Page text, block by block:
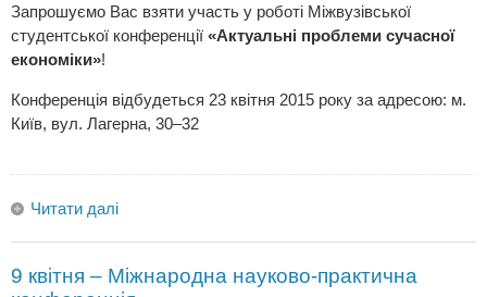
Запрошуємо Вас взяти участь у роботі Міжвузівської
студентської конференції «Актуальні проблеми сучасної
економіки»!
Конференція відбудеться 23 квітня 2015 року за адресою: м.
Київ, вул. Лагерна, 30–32
Читати далі
9 квітня – Міжнародна науково-практична